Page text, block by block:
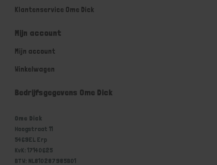
Klantenservice Ome Dick
Mijn account
Mijn account
Winkelwagen
Bedrijfsgegevens Ome Dick
Ome Dick
Hoogstraat 11
5469EL Erp
KvK: 17140625
BTW: NL810287985B01